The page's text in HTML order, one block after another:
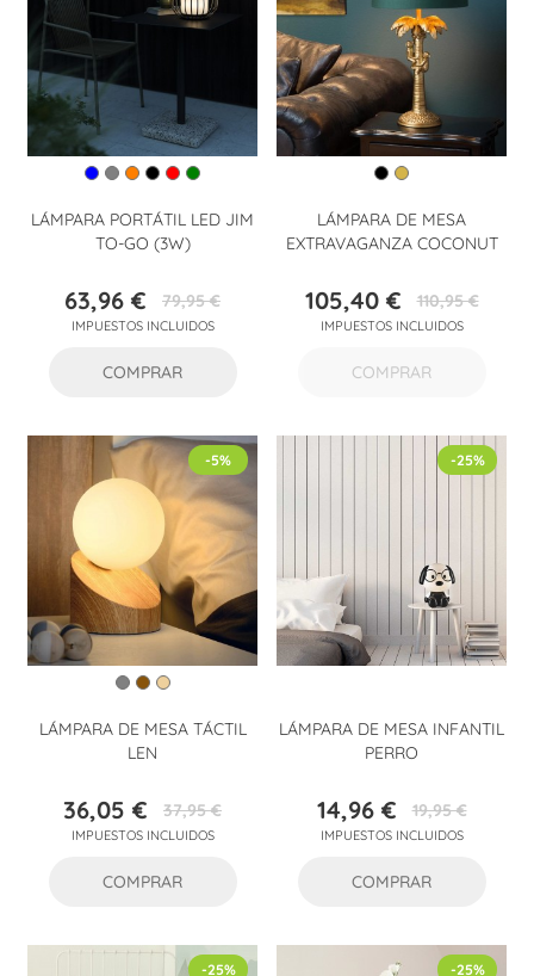
LÁMPARA PORTÁTIL LED JIM
TO-GO (3W)
Precio
63,96 €Precio
base
79,95 €
IMPUESTOS INCLUIDOS
COMPRAR
LÁMPARA DE MESA
EXTRAVAGANZA COCONUT
Precio
105,40 €Precio
base
110,95 €
IMPUESTOS INCLUIDOS
COMPRAR
LÁMPARA DE MESA TÁCTIL
LEN
Precio
36,05 €Precio
base
37,95 €
IMPUESTOS INCLUIDOS
-5%
COMPRAR
LÁMPARA DE MESA INFANTIL
PERRO
Precio
14,96 €Precio
base
19,95 €
IMPUESTOS INCLUIDOS
-25%
COMPRAR
-25% -25%